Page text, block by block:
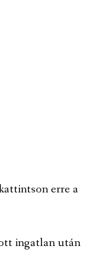
erre a
ingatlan után